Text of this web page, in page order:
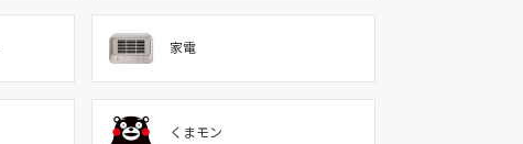
家電
くまモン